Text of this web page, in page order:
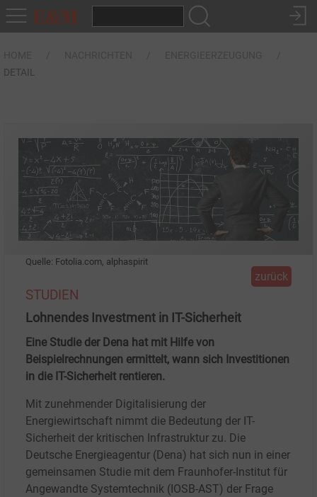
DETAIL
Quelle: Fotolia.com, alphaspirit
zurück
STUDIEN
Lohnendes Investment in IT-Sicherheit
Eine Studie der Dena hat mit Hilfe von
Beispielrechnungen ermittelt, wann sich Investitionen
in die IT-Sicherheit rentieren.
Mit zunehmender Digitalisierung der
Energiewirtschaft nimmt die Bedeutung der IT-
Sicherheit der kritischen Infrastruktur zu. Die
Deutsche Energieagentur (Dena) hat sich nun in einer
gemeinsamen Studie mit dem Fraunhofer-Institut für
Angewandte Systemtechnik (IOSB-AST) der Frage